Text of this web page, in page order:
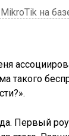
на
такого
Первый